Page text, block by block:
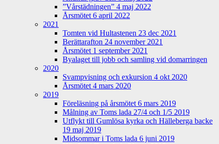
”Vårstädningen” 4 maj 2022
Årsmötet 6 april 2022
2021
Tomten vid Hultastenen 23 dec 2021
Berättarafton 24 november 2021
Årsmötet 1 september 2021
Byalaget till jobb och samling vid domarringen
2020
Svampvisning och exkursion 4 okt 2020
Årsmötet 4 mars 2020
2019
Föreläsning på årsmötet 6 mars 2019
Målning av Toms lada 27/4 och 1/5 2019
Utflykt till Gumlösa kyrka och Hälleberga backe
19 maj 2019
Midsommar i Toms lada 6 juni 2019